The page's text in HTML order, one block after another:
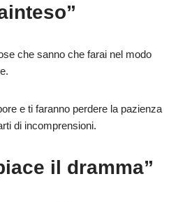
che sanno che farai nel modo
e ti faranno perdere la pazienza
di incomprensioni.
il dramma”